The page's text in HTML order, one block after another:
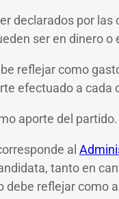
declarados por las
ser en dinero o
reflejar como
efectuado a cada
aporte del partido.
al
tanto en
reflejar como